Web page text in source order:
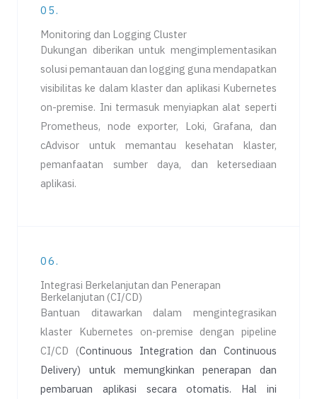
05.
Monitoring dan Logging Cluster
Dukungan diberikan untuk mengimplementasikan
solusi pemantauan dan logging guna mendapatkan
visibilitas ke dalam klaster dan aplikasi Kubernetes
on-premise. Ini termasuk menyiapkan alat seperti
Prometheus, node exporter, Loki, Grafana, dan
cAdvisor untuk memantau kesehatan klaster,
pemanfaatan sumber daya, dan ketersediaan
aplikasi.
06.
Integrasi Berkelanjutan dan Penerapan
Berkelanjutan (CI/CD)
Bantuan ditawarkan dalam mengintegrasikan
klaster Kubernetes on-premise dengan pipeline
CI/CD (Continuous Integration dan Continuous
Delivery) untuk memungkinkan penerapan dan
pembaruan aplikasi secara otomatis. Hal ini